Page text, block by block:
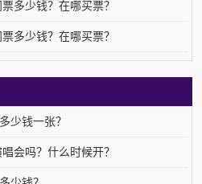
多少钱？在哪买票？
多少钱？在哪买票？
少钱一张？
会吗？什么时候开？